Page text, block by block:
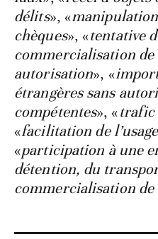
délits», «
chèques», «tentative
commercialisation de
autorisation», «
étrangères sans
compétentes», «trafic
«facilitation de
«participation à une
détention, du
commercialisation de